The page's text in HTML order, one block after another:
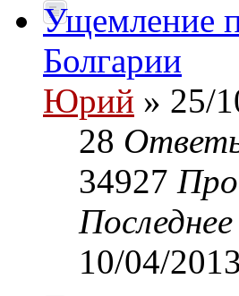
Ущемление
Болгарии
Юрий » 25/
28
34927
10/04/